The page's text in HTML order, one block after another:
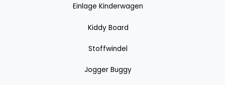
Einlage Kinderwagen
Kiddy Board
Stoffwindel
Jogger Buggy